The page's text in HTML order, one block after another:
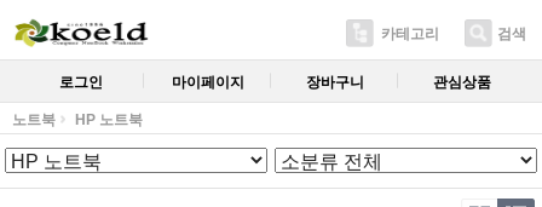
카테고리 검색
로그인 마이페이지 장바구니 관심상품
노트북 HP 노트북